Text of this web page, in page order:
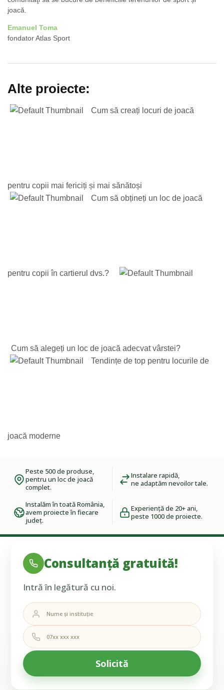
joacă.
Emanuel Toma
fondator Atlas Sport
Alte proiecte:
Cum să creați locuri de joacă
pentru copii mai fericiți și mai sănătoși
Cum să obțineți un loc de joacă
pentru copii în cartierul dvs.?
Cum să alegeți un loc de joacă adecvat vârstei?
Tendințe de top pentru locurile de
joacă moderne
Peste 500 de produse,
pentru un loc de joacă
complet.
Instalare rapidă,
ne adaptăm nevoilor tale.
Instalăm în toată România,
avem proiecte în fiecare
județ.
Experiență de 20+ ani,
peste 1000 de proiecte.
Consultanță gratuită!
Intră în legătură cu noi.